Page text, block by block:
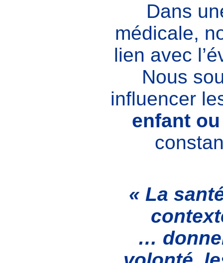
Dans
médicale,
lien avec
Nous
influencer
enfant
« La
…